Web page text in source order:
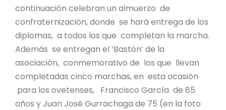
continuación celebran un almuerzo de
confraternización, donde se hará entrega de los
diplomas, a todos los que completan la marcha.
Además se entregan el ‘Bastón’ de la
asociación, conmemorativo de los que llevan
completadas cinco marchas, en esta ocasión
para los ovetenses, Francisco García de 85
años y Juan José Gurrachaga de 75 (en la foto